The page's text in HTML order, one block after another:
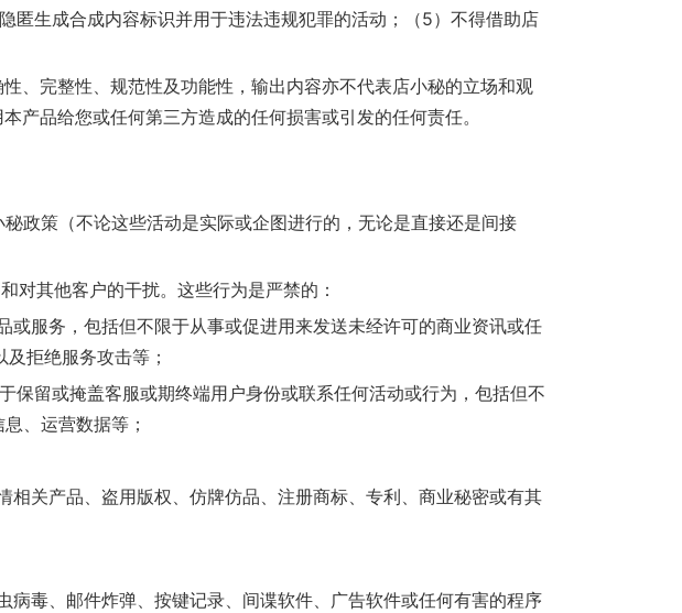
匿生成合成内容标识并用于违法违规犯罪的活动；（5）不得借助店
、完整性、规范性及功能性，输出内容亦不代表店小秘的立场和观
产品给您或任何第三方造成的任何损害或引发的任何责任。
政策（不论这些活动是实际或企图进行的，无论是直接还是间接
对其他客户的干扰。这些行为是严禁的：
服务，包括但不限于从事或促进用来发送未经许可的商业资讯或任
拒绝服务攻击等；
留或掩盖客服或期终端用户身份或联系任何活动或行为，包括但不
、运营数据等；
关产品、盗用版权、仿牌仿品、注册商标、专利、商业秘密或有其
毒、邮件炸弹、按键记录、间谍软件、广告软件或任何有害的程序